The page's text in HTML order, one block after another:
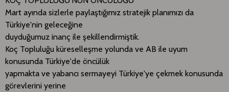
Mart ayında sizlerle paylaştığımız stratejik planımızı da
Türkiye'nin geleceğine
duyduğumuz inanç ile şekillendirmiştik.
Koç Topluluğu küreselleşme yolunda ve AB ile uyum
konusunda Türkiye'de öncülük
yapmakta ve yabancı sermayeyi Türkiye'ye çekmek konusunda
görevlerini yerine